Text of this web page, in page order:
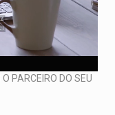
PARCEIRO DO SEU